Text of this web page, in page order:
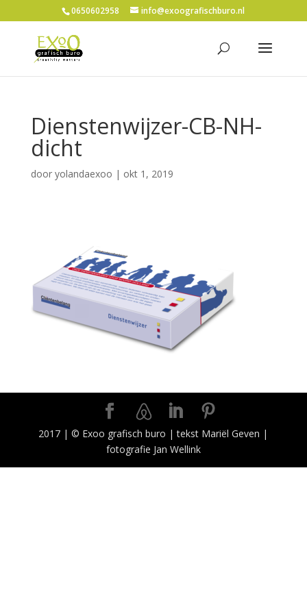
0650602958 info@exoografischburo.nl
Dienstenwijzer-CB-NH-
dicht
door yolandaexoo | okt 1, 2019
2017 | © Exoo grafisch buro | tekst Mariël Geven |
fotografie Jan Wellink